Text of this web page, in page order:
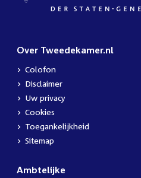
Over Tweedekamer.nl
Colofon
Disclaimer
Uw privacy
Cookies
Toegankelijkheid
Sitemap
Ambtelijke